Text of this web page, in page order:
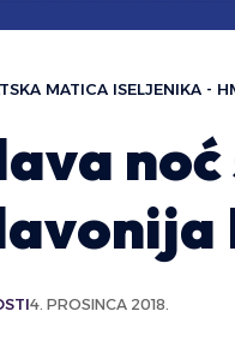
MATICA ISELJENIKA -
4. PROSINCA 2018.